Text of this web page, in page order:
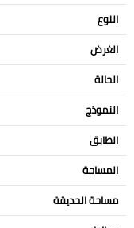
النوع
الغرض
الحالة
النموذج
الطابق
المساحة
مساحة الحديقة